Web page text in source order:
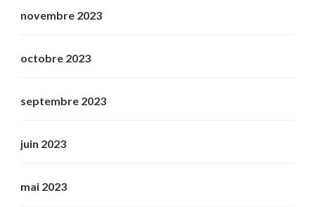
novembre 2023
octobre 2023
septembre 2023
juin 2023
mai 2023